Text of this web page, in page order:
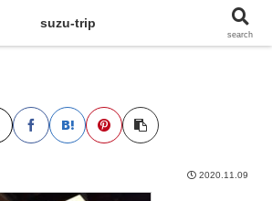
2020.11.09
suzu-trip
search